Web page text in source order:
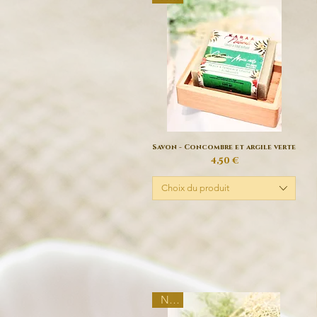
Aperçu rapide
Savon - Concombre et argile verte
Prix
4,50 €
Choix du produit
New